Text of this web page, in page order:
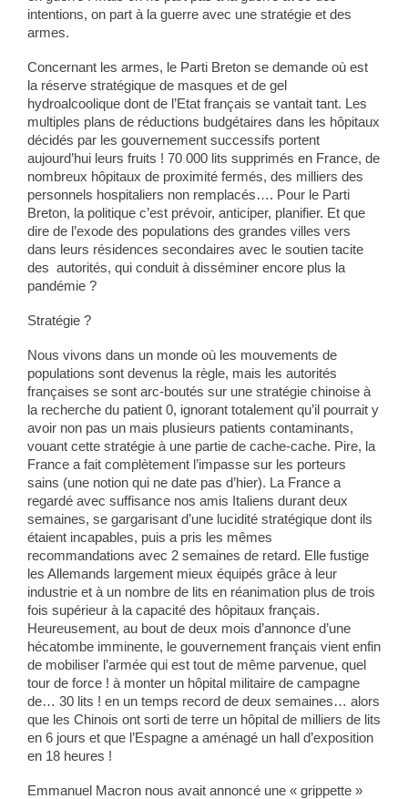
intentions, on part à la guerre avec une stratégie et des
armes.
Concernant les armes, le Parti Breton se demande où est
la réserve stratégique de masques et de gel
hydroalcoolique dont de l’Etat français se vantait tant. Les
multiples plans de réductions budgétaires dans les hôpitaux
décidés par les gouvernement successifs portent
aujourd’hui leurs fruits ! 70 000 lits supprimés en France, de
nombreux hôpitaux de proximité fermés, des milliers des
personnels hospitaliers non remplacés…. Pour le Parti
Breton, la politique c’est prévoir, anticiper, planifier. Et que
dire de l’exode des populations des grandes villes vers
dans leurs résidences secondaires avec le soutien tacite
des autorités, qui conduit à disséminer encore plus la
pandémie ?
Stratégie ?
Nous vivons dans un monde où les mouvements de
populations sont devenus la règle, mais les autorités
françaises se sont arc-boutés sur une stratégie chinoise à
la recherche du patient 0, ignorant totalement qu’il pourrait y
avoir non pas un mais plusieurs patients contaminants,
vouant cette stratégie à une partie de cache-cache. Pire, la
France a fait complètement l’impasse sur les porteurs
sains (une notion qui ne date pas d’hier). La France a
regardé avec suffisance nos amis Italiens durant deux
semaines, se gargarisant d’une lucidité stratégique dont ils
étaient incapables, puis a pris les mêmes
recommandations avec 2 semaines de retard. Elle fustige
les Allemands largement mieux équipés grâce à leur
industrie et à un nombre de lits en réanimation plus de trois
fois supérieur à la capacité des hôpitaux français.
Heureusement, au bout de deux mois d’annonce d’une
hécatombe imminente, le gouvernement français vient enfin
de mobiliser l’armée qui est tout de même parvenue, quel
tour de force ! à monter un hôpital militaire de campagne
de… 30 lits ! en un temps record de deux semaines… alors
que les Chinois ont sorti de terre un hôpital de milliers de lits
en 6 jours et que l’Espagne a aménagé un hall d’exposition
en 18 heures !
Emmanuel Macron nous avait annoncé une « grippette »